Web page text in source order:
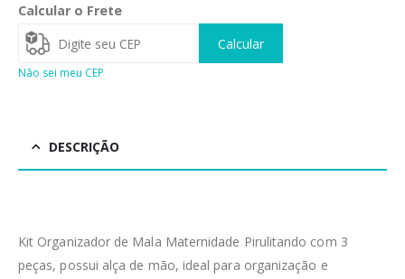
Calcular o Frete
Calcular
Não sei meu CEP
DESCRIÇÃO
Kit Organizador de Mala Maternidade Pirulitando com 3
peças, possui alça de mão, ideal para organização e